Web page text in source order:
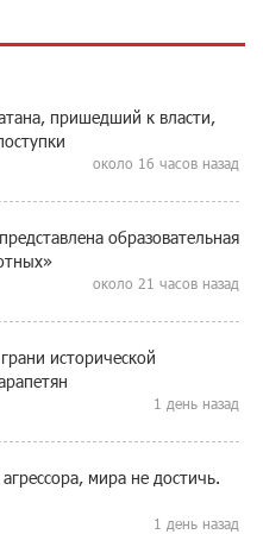
пришедший к власти,
около 16 часов назад
образовательная
около 21 часов назад
исторической
1 день назад
мира не достичь.
1 день назад